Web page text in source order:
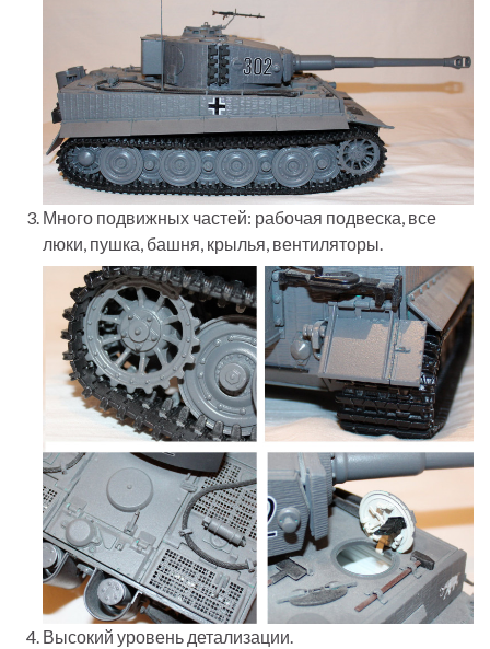
Много подвижных частей: рабочая подвеска, все
люки, пушка, башня, крылья, вентиляторы.
Высокий уровень детализации.